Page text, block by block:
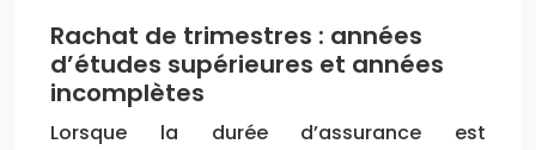
Rachat de trimestres : années
d’études supérieures et années
incomplètes
Lorsque la durée d’assurance est